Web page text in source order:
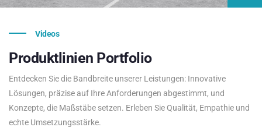
Videos
Produktlinien Portfolio
Entdecken Sie die Bandbreite unserer Leistungen: Innovative
Lösungen, präzise auf Ihre Anforderungen abgestimmt, und
Konzepte, die Maßstäbe setzen. Erleben Sie Qualität, Empathie und
echte Umsetzungsstärke.